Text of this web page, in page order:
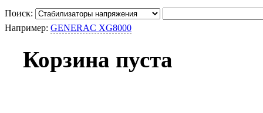
Поиск:
Например: GENERAC XG8000
Корзина пуста